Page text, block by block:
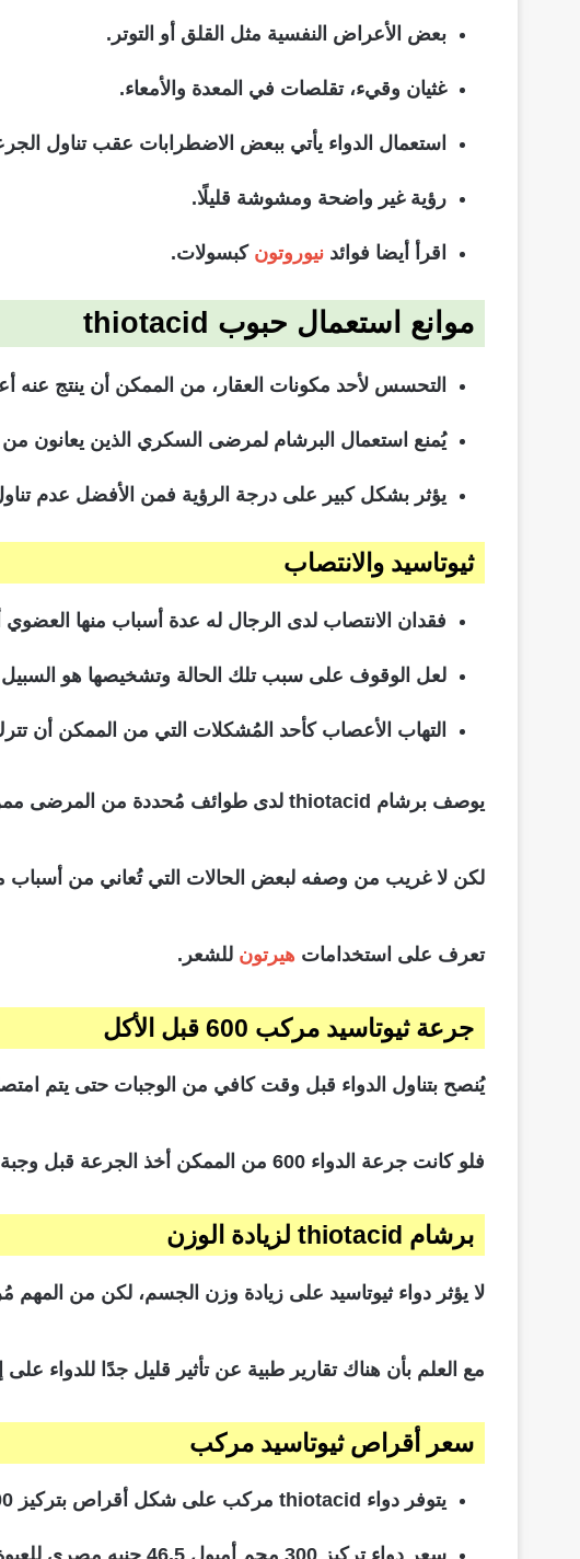
بعض الأعراض النفسية مثل القلق أو التوتر.
غثيان وقيء، تقلصات في المعدة والأمعاء.
استعمال الدواء يأتي ببعض الاضطرابات عقب تناول
رؤية غير واضحة ومشوشة قليلًا.
اقرأ أيضا فوائد نيوروتون كبسولات.
موانع استعمال حبوب thiotacid
التحسس لأحد مكونات العقار، من الممكن أن ينتج
يُمنع استعمال البرشام لمرضى السكري الذين يعانون
يؤثر بشكل كبير على درجة الرؤية فمن الأفضل عدم تناول
ثيوتاسيد والانتصاب
فقدان الانتصاب لدى الرجال له عدة أسباب منها العضوي
لعل الوقوف على سبب تلك الحالة وتشخيصها هو السبيل
التهاب الأعصاب كأحد المُشكلات التي من الممكن أن
يوصف برشام thiotacid لدى طوائف مُحددة من المرضى ممن يُعانون من ضعف الانتصاب مثل مرضى السكري بشكل كبير.
لكن لا غريب من وصفه لبعض الحالات التي تُعاني من أسباب
تعرف على استخدامات هيرتون للشعر.
جرعة ثيوتاسيد مركب 600 قبل الأكل
يُنصح بتناول الدواء قبل وقت كافي من الوجبات حتى يتم
فلو كانت جرعة الدواء 600 من الممكن أخذ الجرعة قبل وجبة الغداء، مع العلم بوجود تركيز آخر من الممكن تناول الدواء بتركيز 300 قبل وجبات الغداء و العشاء.
برشام thiotacid لزيادة الوزن
لا يؤثر دواء ثيوتاسيد على زيادة وزن الجسم، لكن من
مع العلم بأن هناك تقارير طبية عن تأثير قليل جدًا للدواء
سعر أقراص ثيوتاسيد مركب
يتوفر دواء thiotacid مركب على شكل أقراص بتركيز 600 مجم بسعر 67.5 جنيه مصري للعبوة كاملة.
سعر دواء تركيز 300 مجم أمبول 46.5 جنيه مصري للعبوة.